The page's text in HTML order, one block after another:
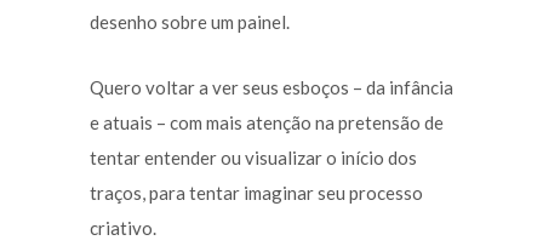
desenho sobre um painel.
Quero voltar a ver seus esboços – da infância
e atuais – com mais atenção na pretensão de
tentar entender ou visualizar o início dos
traços, para tentar imaginar seu processo
criativo.